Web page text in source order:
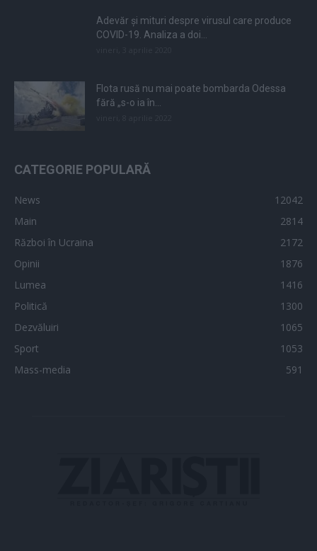
Adevăr și mituri despre virusul care produce
COVID-19. Analiza a doi...
Flota rusă nu mai poate bombarda Odessa
fără „s-o ia în...
CATEGORIE POPULARĂ
News
12042
Main
2814
Război în Ucraina
2172
Opinii
1876
Lumea
1416
Politică
1300
Dezvăluiri
1065
Sport
1053
Mass-media
591